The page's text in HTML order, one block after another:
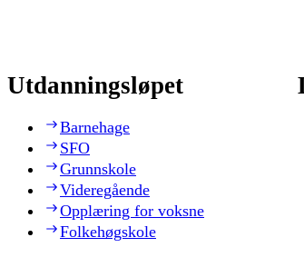
Utdanningsløpet
Barnehage
SFO
Grunnskole
Videregående
Opplæring for voksne
Folkehøgskole